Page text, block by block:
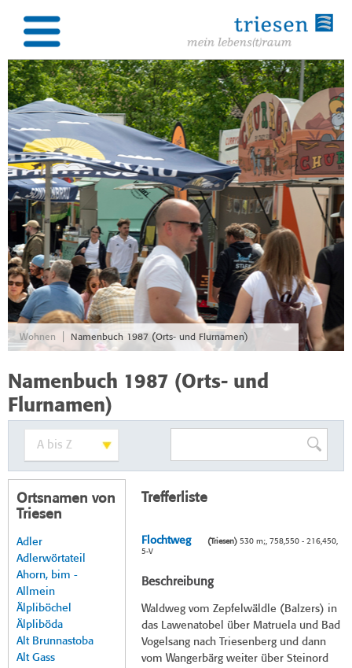
Wohnen Namenbuch 1987 (Orts- und Flurnamen)
Namenbuch 1987 (Orts- und
Flurnamen)
Ortsnamen von
Triesen
Adler
Adlerwörtateil
Ahorn, bim -
Allmein
Älpliböchel
Älpliböda
Alt Brunnastoba
Alt Gass
Trefferliste
Flochtweg (Triesen)530 m;, 758,550 - 216,450,
5-V
Beschreibung
Waldweg vom Zepfelwäldle (Balzers) in
das Lawenatobel über Matruela und Bad
Vogelsang nach Triesenberg und dann
vom Wangerbärg weiter über Steinord